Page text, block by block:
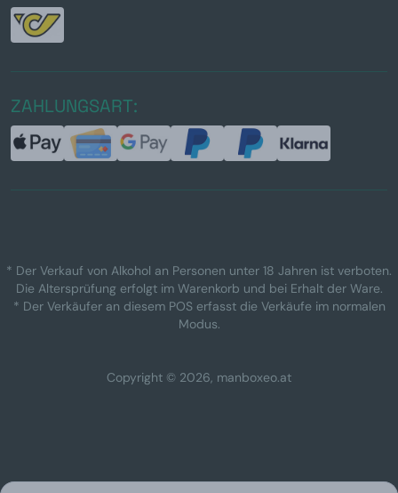
ZAHLUNGSART:
* Der Verkauf von Alkohol an Personen unter 18 Jahren ist verboten.
Die Altersprüfung erfolgt im Warenkorb und bei Erhalt der Ware.
* Der Verkäufer an diesem POS erfasst die Verkäufe im normalen
Modus.
Copyright © 2026, manboxeo.at